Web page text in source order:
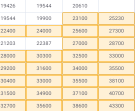
19426 19544 20610
19544 19900 23100 25230
22400 24000 25600 27300
21203 22387 27000 28700
28000 30300 32500 33000
29200 31600 34000 35500
30400 33000 35500 38100
31500 34900 37100 40700
32700 35600 38600 43300